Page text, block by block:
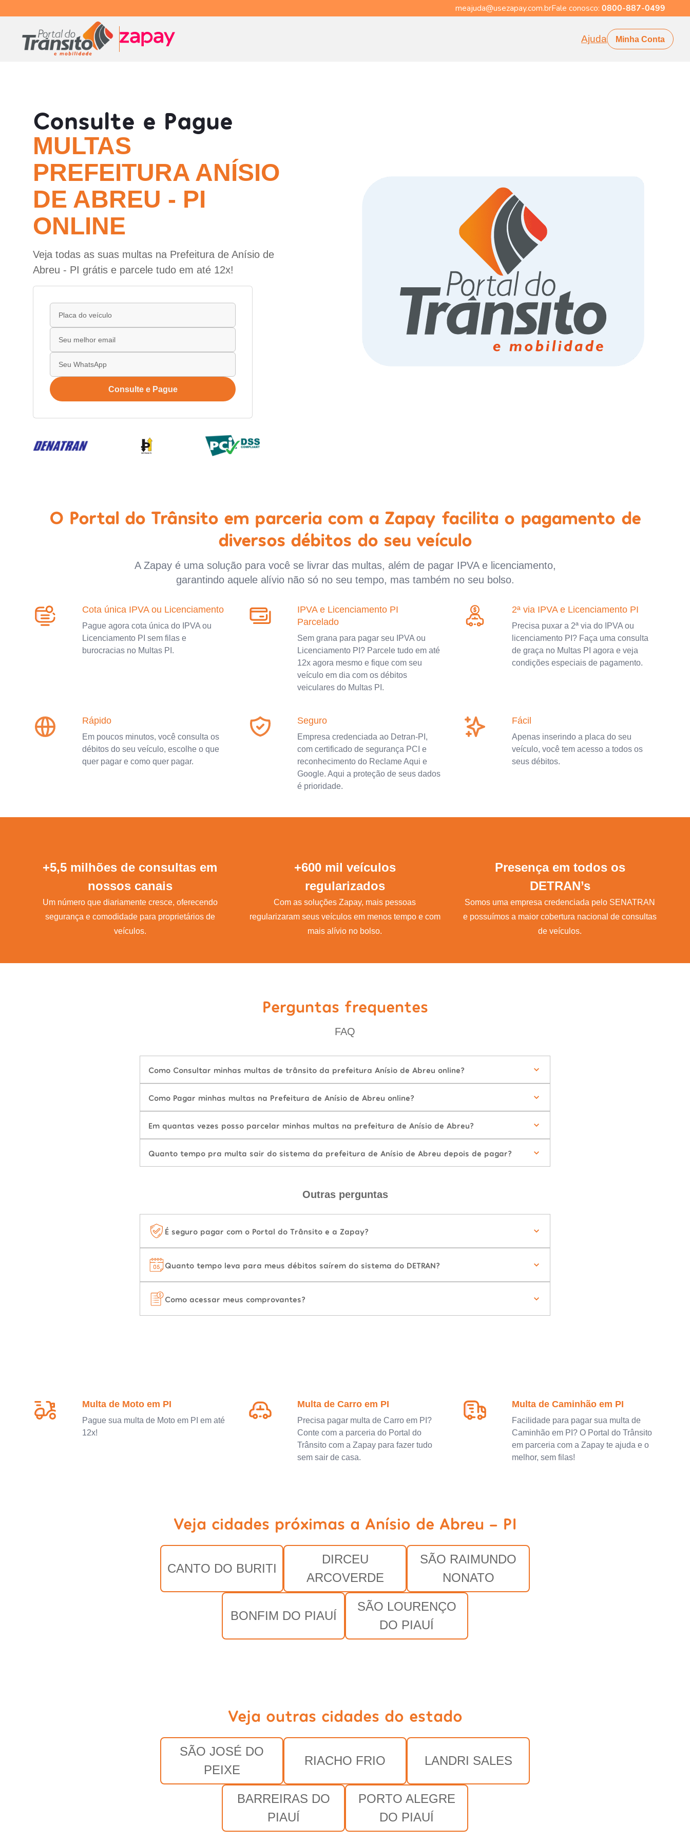
meajuda@usezapay.com.brFale conosco: 0800-887-0499
Ajuda Minha Conta
Consulte e Pague
MULTAS
PREFEITURA ANÍSIO
DE ABREU - PI
ONLINE
Veja todas as suas multas na Prefeitura de Anísio de
Abreu - PI grátis e parcele tudo em até 12x!
Consulte e Pague
O Portal do Trânsito em parceria com a Zapay facilita o pagamento de
diversos débitos do seu veículo
A Zapay é uma solução para você se livrar das multas, além de pagar IPVA e licenciamento,
garantindo aquele alívio não só no seu tempo, mas também no seu bolso.
Cota única IPVA ou Licenciamento
Pague agora cota única do IPVA ou
Licenciamento PI sem filas e
burocracias no Multas PI.
IPVA e Licenciamento PI
Parcelado
Sem grana para pagar seu IPVA ou
Licenciamento PI? Parcele tudo em até
12x agora mesmo e fique com seu
veículo em dia com os débitos
veiculares do Multas PI.
2ª via IPVA e Licenciamento PI
Precisa puxar a 2ª via do IPVA ou
licenciamento PI? Faça uma consulta
de graça no Multas PI agora e veja
condições especiais de pagamento.
Rápido
Em poucos minutos, você consulta os
débitos do seu veículo, escolhe o que
quer pagar e como quer pagar.
Seguro
Empresa credenciada ao Detran-PI,
com certificado de segurança PCI e
reconhecimento do Reclame Aqui e
Google. Aqui a proteção de seus dados
é prioridade.
Fácil
Apenas inserindo a placa do seu
veículo, você tem acesso a todos os
seus débitos.
+5,5 milhões de consultas em
nossos canais
Um número que diariamente cresce, oferecendo
segurança e comodidade para proprietários de
veículos.
+600 mil veículos
regularizados
Com as soluções Zapay, mais pessoas
regularizaram seus veículos em menos tempo e com
mais alívio no bolso.
Presença em todos os
DETRAN’s
Somos uma empresa credenciada pelo SENATRAN
e possuímos a maior cobertura nacional de consultas
de veículos.
Perguntas frequentes
FAQ
Como Consultar minhas multas de trânsito da prefeitura Anísio de Abreu online?
Como Pagar minhas multas na Prefeitura de Anísio de Abreu online?
Em quantas vezes posso parcelar minhas multas na prefeitura de Anísio de Abreu?
Quanto tempo pra multa sair do sistema da prefeitura de Anísio de Abreu depois de pagar?
Outras perguntas
É seguro pagar com o Portal do Trânsito e a Zapay?
Quanto tempo leva para meus débitos saírem do sistema do DETRAN?
Como acessar meus comprovantes?
Multa de Moto em PI
Pague sua multa de Moto em PI em até
12x!
Multa de Carro em PI
Precisa pagar multa de Carro em PI?
Conte com a parceria do Portal do
Trânsito com a Zapay para fazer tudo
sem sair de casa.
Multa de Caminhão em PI
Facilidade para pagar sua multa de
Caminhão em PI? O Portal do Trânsito
em parceria com a Zapay te ajuda e o
melhor, sem filas!
Veja cidades próximas a Anísio de Abreu - PI
CANTO DO BURITI
DIRCEU
ARCOVERDE
SÃO RAIMUNDO
NONATO
BONFIM DO PIAUÍ
SÃO LOURENÇO
DO PIAUÍ
Veja outras cidades do estado
SÃO JOSÉ DO
PEIXE
RIACHO FRIO LANDRI SALES
BARREIRAS DO
PIAUÍ
PORTO ALEGRE
DO PIAUÍ